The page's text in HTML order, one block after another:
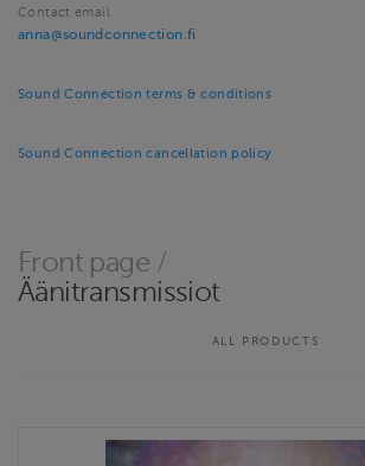
Contact email
anna@soundconnection.fi
Sound Connection terms & conditions
Sound Connection cancellation policy
Front page /
Äänitransmissiot
ALL PRODUCTS